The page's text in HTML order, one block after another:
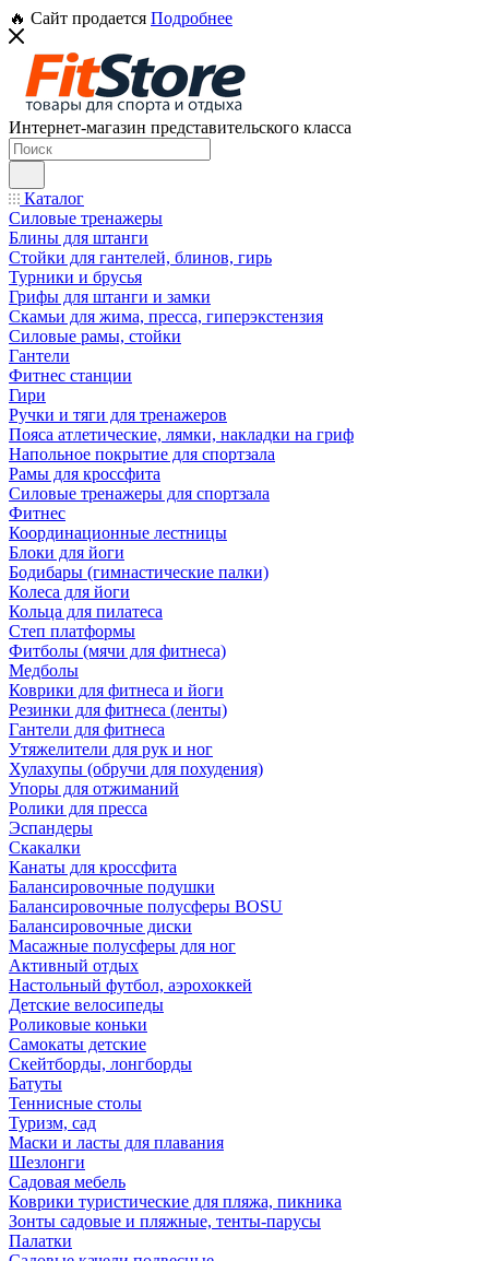
🔥 Сайт продается Подробнее
Интернет-магазин представительского класса
Каталог
Силовые тренажеры
Блины для штанги
Стойки для гантелей, блинов, гирь
Турники и брусья
Грифы для штанги и замки
Скамьи для жима, пресса, гиперэкстензия
Силовые рамы, стойки
Гантели
Фитнес станции
Гири
Ручки и тяги для тренажеров
Пояса атлетические, лямки, накладки на гриф
Напольное покрытие для спортзала
Рамы для кроссфита
Силовые тренажеры для спортзала
Фитнес
Координационные лестницы
Блоки для йоги
Бодибары (гимнастические палки)
Колеса для йоги
Кольца для пилатеса
Степ платформы
Фитболы (мячи для фитнеса)
Медболы
Коврики для фитнеса и йоги
Резинки для фитнеса (ленты)
Гантели для фитнеса
Утяжелители для рук и ног
Хулахупы (обручи для похудения)
Упоры для отжиманий
Ролики для пресса
Эспандеры
Скакалки
Канаты для кроссфита
Балансировочные подушки
Балансировочные полусферы BOSU
Балансировочные диски
Масажные полусферы для ног
Активный отдых
Настольный футбол, аэрохоккей
Детские велосипеды
Роликовые коньки
Самокаты детские
Скейтборды, лонгборды
Батуты
Теннисные столы
Туризм, сад
Маски и ласты для плавания
Шезлонги
Садовая мебель
Коврики туристические для пляжа, пикника
Зонты садовые и пляжные, тенты-парусы
Палатки